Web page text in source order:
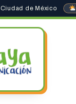
de México